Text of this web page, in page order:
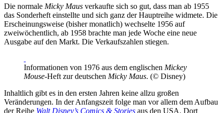
Die normale Micky Maus verkaufte sich so gut, dass man ab 1955
das Sonderheft einstellte und sich ganz der Hauptreihe widmete. Die
Erscheinungsweise (bisher monatlich) wechselte 1956 auf
zweiwöchentlich, ab 1958 brachte man jede Woche eine neue
Ausgabe auf den Markt. Die Verkaufszahlen stiegen.
Informationen von 1976 aus dem englischen Mickey
Mouse-Heft zur deutschen Micky Maus. (© Disney)
Inhaltlich gibt es in den ersten Jahren keine allzu großen
Veränderungen. In der Anfangszeit folge man vor allem dem Aufbau
der Reihe Walt Disney’s Comics & Stories aus den USA. Dort